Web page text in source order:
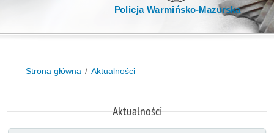
Policja Warmińsko-Mazurska
Strona główna Aktualności
Aktualności